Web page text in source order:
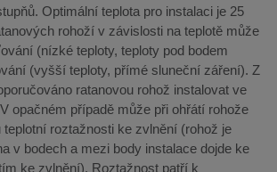
Optimální teplota pro instalaci je 25
rohoží v závislosti na teplotě může
(nízké teploty, teploty pod bodem
(vyšší teploty, přímé sluneční záření). Z
ratanovou rohož instalovat ve
opačném případě může při ohřátí rohože
roztažnosti ke zvlnění (rohož je
v bodech a mezi body instalace dojde ke
ke zvlnění). Roztažnost patří k